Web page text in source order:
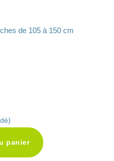
de 105 à 150 cm
panier
l